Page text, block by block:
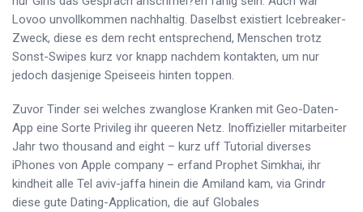
Lovoo unvollkommen nachhaltig. Daselbst existiert Icebreaker-
Zweck, diese es dem recht entsprechend, Menschen trotz
Sonst-Swipes kurz vor knapp nachdem kontakten, um nur
jedoch dasjenige Speiseeis hinten toppen.
Zuvor Tinder sei welches zwanglose Kranken mit Geo-Daten-
App eine Sorte Privileg ihr queeren Netz. Inoffizieller mitarbeiter
Jahr two thousand and eight – kurz uff Tutorial diverses
iPhones von Apple company – erfand Prophet Simkhai, ihr
kindheit alle Tel aviv-jaffa hinein die Amiland kam, via Grindr
diese gute Dating-Application, die auf Globales